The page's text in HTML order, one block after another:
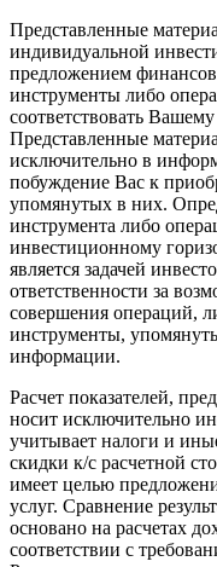
Представленные
индивидуальной
предложением
инструменты либо
соответствовать
Представленные
исключительно в
побуждение Вас к
упомянутых в них.
инструмента либо
инвестиционному
является задачей
ответственности за
совершения операций,
инструменты,
информации.
Расчет показателей,
носит исключительно
учитывает налоги и
скидки к/с расчетной
имеет целью
услуг. Сравнение
основано на расчетах
соответствии с